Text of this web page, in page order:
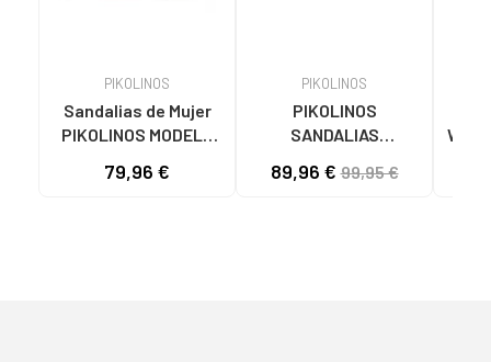
PIKOLINOS
Sandalias de Mujer
PIKOLINOS MODELO
0705C1 BLANCO
79,96 €
PIKOLINOS
PIKOLINOS
SANDALIAS
TRENZADAS
89,96 €99,95 €